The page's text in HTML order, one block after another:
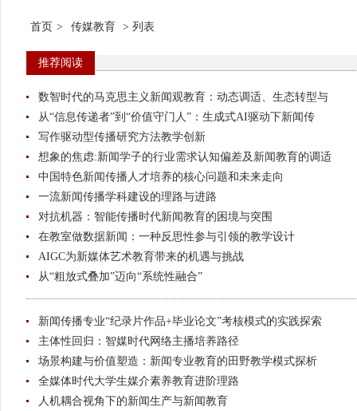
首页 > 传媒教育 > 列表
推荐阅读
数智时代的马克思主义新闻观教育：动态调适、生态转型与
从“信息传递者”到“价值守门人”：生成式AI驱动下新闻传
写作驱动型传播研究方法教学创新
想象的焦虑:新闻学子的行业需求认知偏差及新闻教育的调适
中国特色新闻传播人才培养的核心问题和未来走向
一流新闻传播学科建设的理路与进路
对抗机器：智能传播时代新闻教育的困境与突围
在教室做数据新闻：一种反思性参与引领的教学设计
AIGC为新媒体艺术教育带来的机遇与挑战
从“粗放式叠加”迈向“系统性融合”
新闻传播专业“纪录片作品+毕业论文”考核模式的实践探索
主体性回归：智媒时代网络主播培养路径
场景构建与价值塑造：新闻专业教育的田野教学模式探析
全媒体时代大学生媒介素养教育进阶理路
人机耦合视角下的新闻生产与新闻教育